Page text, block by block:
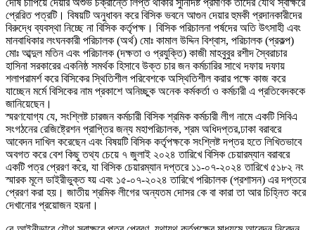
প্রেরিত পত্রটি। বিষয়টি অনুধাবন করে বিসিক ভবনে আগুন দেয়ার হুমকী প্রদানকারীদের
বিরুদ্ধে ব্যবস্থা নিচ্ছে না বিসিক কর্তৃপক্ষ। বিসিক পরিচালনা পর্ষদের অতি উৎসাহী এবং
মানবাধিকার লংঘনকারী পরিচালক (অর্থ) মোঃ কামাল উদ্দিন বিশ্বাস, পরিচালক (প্রকল্প)
মোঃ আব্দুল মতিন এবং পরিচালক (দক্ষতা ও প্রযুক্তি) কাজী মাহবুবুর রশীদ স্বৈরাচার
হাসিনা সরকারের একনিষ্ঠ সমর্থক হিসাবে উক্ত চার জন কর্মচারির সাথে দফায় দফায়
শলাপরামর্শ করে বিসিকের স্থিতিশীল পরিবেশকে অস্থিতিশীল করার পক্ষে কাজ করে
যাচ্ছেন মর্মে বিসিকের নাম প্রকাশে অনিচ্ছুক অনেক কর্মকর্তা ও কর্মচারী এ প্রতিবেদককে
জানিয়েছেন।
স্মরণযোগ্য যে, সংশ্লিষ্ট চারজন কর্মচারী বিসিক শ্রমিক কর্মচারী লীগ নামে একটি সিবিএ
সংগঠনের রেজিষ্ট্রেশন প্রাপ্তির জন্য মহাপরিচালক, শ্রম অধিদপ্তর,ঢাকা বরাবরে
আবেদন দাখিল করেছেন এবং বিষয়টি বিসিক কর্তৃপক্ষকে সংশ্লিষ্ট দপ্তর হতে লিখিতভাবে
অবগত করে বেশ কিছু তথ্য চেয়ে ৭ জুলাই ২০২৪ তারিখে বিসিক চেয়ারম্যান বরাবরে
একটি পত্র প্রেরণ করে, যা বিসিক চেয়ারম্যান দপ্তরে ১১-০৭-২০২৪ তারিখে ৫১৮২ নং
স্মারক মূলে ডাইরীভুক্ত হ্য় এবং ১৫-০৭-২০২৪ তারিখে পরিচালক (প্রশাসন) এর দপ্তরে
প্রেরণ করা হয়। জাতীয় শ্রমিক লীগের অন্যতম দোসর কে বা কারা তা আর চিহ্নিত করে
দেখানোর প্রয়োজন হয়না।